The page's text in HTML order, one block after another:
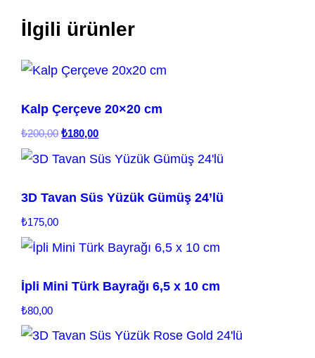
İlgili ürünler
Kalp Çerçeve 20×20 cm
₺200,00 Orijinal
₺180,00Şu
3D Tavan Süs Yüzük Gümüş 24’lü
₺175,00
İpli Mini Türk Bayrağı 6,5 x 10 cm
₺80,00